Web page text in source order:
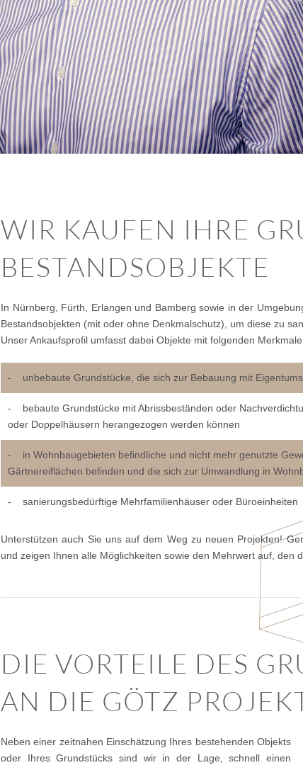
WIR KAUFEN IHRE
BESTANDSOBJEKTE
In Nürnberg, Fürth, Erlangen und Bamberg sowie in der
Bestandsobjekten (mit oder ohne Denkmalschutz), um diese zu
Unser Ankaufsprofil umfasst dabei Objekte mit folgenden
- unbebaute Grundstücke, die sich zur Bebauung mit
- bebaute Grundstücke mit Abrissbeständen oder
oder Doppelhäusern herangezogen werden können
- in Wohnbaugebieten befindliche und nicht mehr genutzte
Gärtnereiflächen befinden und die sich zur Umwandlung in
- sanierungsbedürftige Mehrfamilienhäuser oder Büroeinheiten
Unterstützen auch Sie uns auf dem Weg zu neuen Projekten!
und zeigen Ihnen alle Möglichkeiten sowie den Mehrwert auf, den
DIE VORTEILE DES
AN DIE GÖTZ
Neben einer zeitnahen Einschätzung Ihres bestehenden Objekts
oder Ihres Grundstücks sind wir in der Lage, schnell einen
Kaufvertragsabwicklung verlassen, während ebenso attraktive
Reinvestitionsmöglichkeiten zu Sonderkonditionen bei Kauf einer